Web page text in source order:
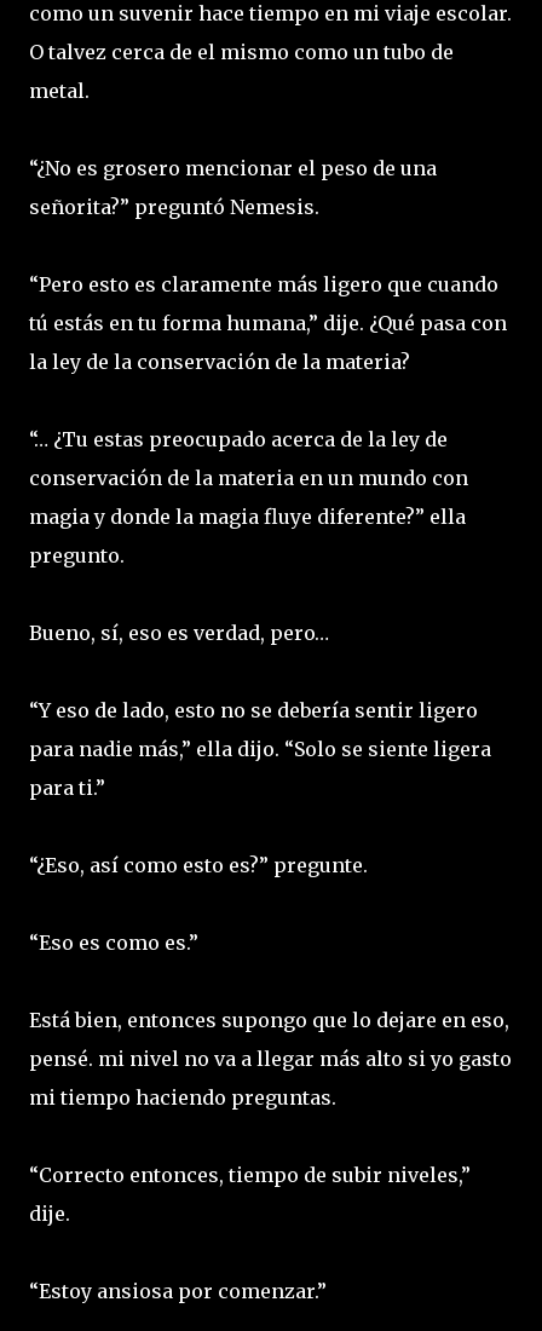
como un suvenir hace tiempo en mi viaje escolar.
O talvez cerca de el mismo como un tubo de
metal.
“¿No es grosero mencionar el peso de una
señorita?” preguntó Nemesis.
“Pero esto es claramente más ligero que cuando
tú estás en tu forma humana,” dije. ¿Qué pasa con
la ley de la conservación de la materia?
“… ¿Tu estas preocupado acerca de la ley de
conservación de la materia en un mundo con
magia y donde la magia fluye diferente?” ella
pregunto.
Bueno, sí, eso es verdad, pero…
“Y eso de lado, esto no se debería sentir ligero
para nadie más,” ella dijo. “Solo se siente ligera
para ti.”
“¿Eso, así como esto es?” pregunte.
“Eso es como es.”
Está bien, entonces supongo que lo dejare en eso,
pensé. mi nivel no va a llegar más alto si yo gasto
mi tiempo haciendo preguntas.
“Correcto entonces, tiempo de subir niveles,”
dije.
“Estoy ansiosa por comenzar.”